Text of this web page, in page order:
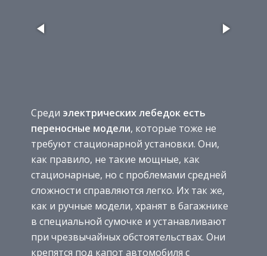
Среди электрических лебедок есть
переносные модели, которые тоже не
требуют стационарной установки. Они,
как правило, не такие мощные, как
стационарные, но с проблемами средней
сложности справляются легко. Их так же,
как и ручные модели, хранят в багажнике
в специальной сумочке и устанавливают
при чрезвычайных обстоятельствах. Они
крепятся под капот автомобиля с